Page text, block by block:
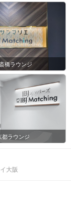
橋ラウンジ
都ラウンジ
大阪